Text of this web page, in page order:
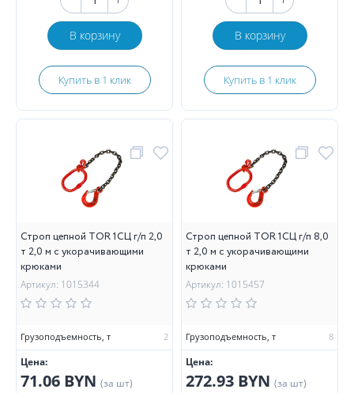
В корзину
Купить в 1 клик
В корзину
Купить в 1 клик
Строп цепной TOR 1СЦ г/п 2,0
т 2,0 м с укорачивающими
крюками
Артикул: 1015344
Грузоподъемность, т 2
Цена:
71.06 BYN (за шт)
Строп цепной TOR 1СЦ г/п 8,0
т 2,0 м с укорачивающими
крюками
Артикул: 1015457
Грузоподъемность, т 8
Цена:
272.93 BYN (за шт)